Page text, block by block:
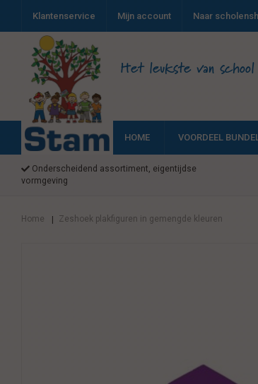
Klantenservice Mijn account Naar
Het leukste van
HOME VOORDEEL
Onderscheidend assortiment, eigentijdse
vormgeving
Home | Zeshoek plakfiguren in gemengde kleuren